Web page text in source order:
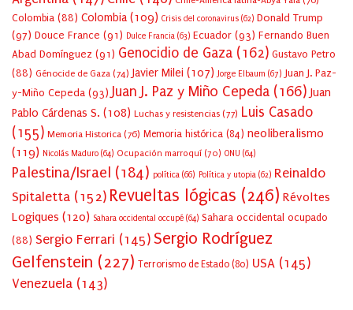
Colombia (88) Colombia(109) Crisis del coronavirus (62) Donald Trump
(97) Douce France (91) Dulce Francia (63) Ecuador (93) Fernando Buen
Abad Domínguez (91) Genocidio de Gaza (162) Gustavo Petro
(88) Génocide de Gaza (74) Javier Milei (107) Jorge Elbaum (67) Juan J. Paz-
y-Miño Cepeda (93) Juan J. Paz y Miño Cepeda (166) Juan
Pablo Cárdenas S. (108) Luchas y resistencias (77) Luis Casado
(155) Memoria Historica (76) Memoria histórica (84) neoliberalismo
(119) Nicolás Maduro (64) Ocupación marroquí (70) ONU (64)
Palestina/Israel (184) política (66) Política y utopia (62) Reinaldo
Spitaletta (152) Revueltas lógicas (246) Révoltes
Logiques (120) Sahara occidental occupé (64) Sahara occidental ocupado
(88) Sergio Ferrari (145) Sergio Rodríguez
Gelfenstein (227) Terrorismo de Estado (80) USA (145)
Venezuela (143)